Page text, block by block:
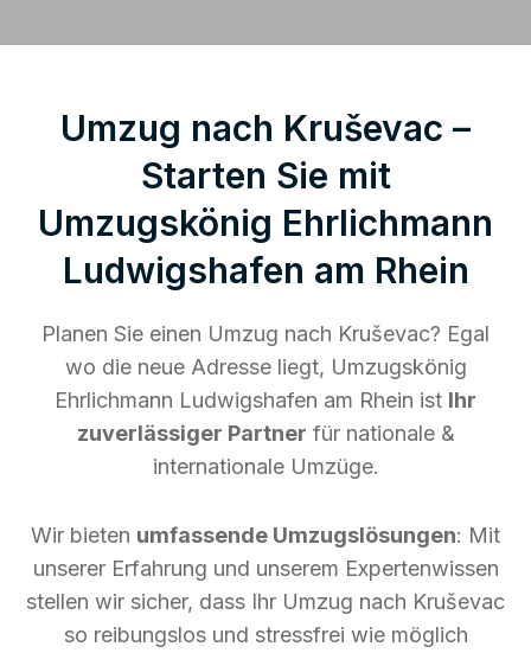
Umzug nach Kruševac –
Starten Sie mit
Umzugskönig Ehrlichmann
Ludwigshafen am Rhein
Planen Sie einen Umzug nach Kruševac? Egal
wo die neue Adresse liegt, Umzugskönig
Ehrlichmann Ludwigshafen am Rhein ist Ihr
zuverlässiger Partner für nationale &
internationale Umzüge.
Wir bieten umfassende Umzugslösungen: Mit
unserer Erfahrung und unserem Expertenwissen
stellen wir sicher, dass Ihr Umzug nach Kruševac
so reibungslos und stressfrei wie möglich